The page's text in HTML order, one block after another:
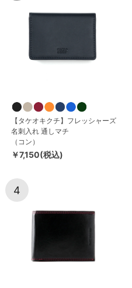
【タケオキクチ】フレッシャーズ
名刺入れ 通しマチ
（コン）
￥7,150(税込)
4